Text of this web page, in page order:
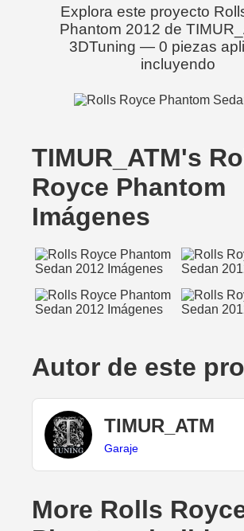
Explora este proyecto
Phantom 2012 de
3DTuning — 0 piezas
incluyendo
TIMUR_ATM's
Royce Phantom
Imágenes
Autor de este
TIMUR_ATM
Garaje
More Rolls